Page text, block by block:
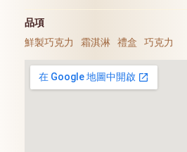
品項
鮮製巧克力
霜淇淋 禮盒 巧克力